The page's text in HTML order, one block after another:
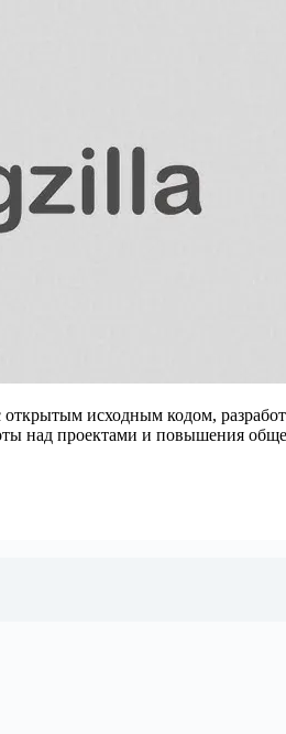
исходным кодом,
над проектами и повышения